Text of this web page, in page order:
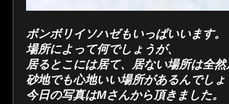
ボンボリイソハゼもいっぱいいます。
場所によって何でしょうが、
居るとこには居て、居ない場所は全
砂地でも心地いい場所があるんでしょ
今日の写真はMさんから頂きました。